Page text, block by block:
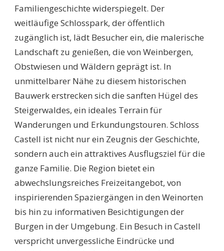
Familiengeschichte widerspiegelt. Der
weitläufige Schlosspark, der öffentlich
zugänglich ist, lädt Besucher ein, die malerische
Landschaft zu genießen, die von Weinbergen,
Obstwiesen und Wäldern geprägt ist. In
unmittelbarer Nähe zu diesem historischen
Bauwerk erstrecken sich die sanften Hügel des
Steigerwaldes, ein ideales Terrain für
Wanderungen und Erkundungstouren. Schloss
Castell ist nicht nur ein Zeugnis der Geschichte,
sondern auch ein attraktives Ausflugsziel für die
ganze Familie. Die Region bietet ein
abwechslungsreiches Freizeitangebot, von
inspirierenden Spaziergängen in den Weinorten
bis hin zu informativen Besichtigungen der
Burgen in der Umgebung. Ein Besuch in Castell
verspricht unvergessliche Eindrücke und